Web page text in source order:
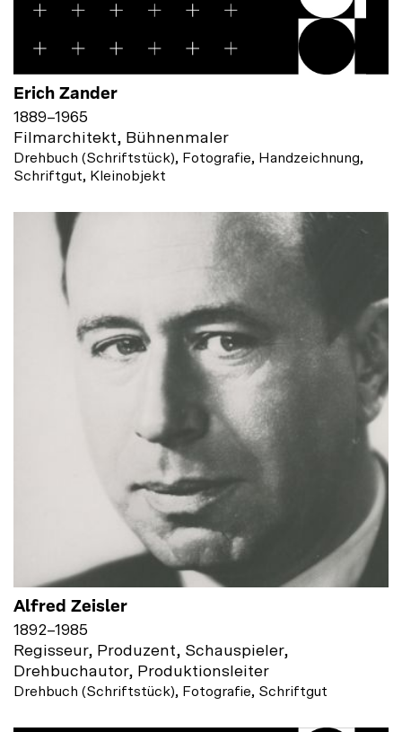
Erich Zander
1889–1965
Filmarchitekt, Bühnenmaler
Drehbuch (Schriftstück), Fotografie, Handzeichnung,
Schriftgut, Kleinobjekt
Alfred Zeisler
1892–1985
Regisseur, Produzent, Schauspieler,
Drehbuchautor, Produktionsleiter
Drehbuch (Schriftstück), Fotografie, Schriftgut